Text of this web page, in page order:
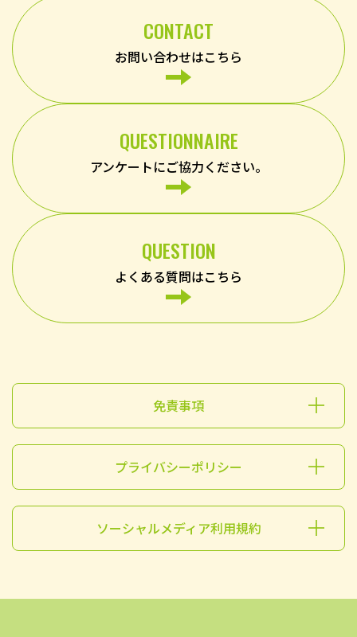
CONTACT
お問い合わせはこちら
QUESTIONNAIRE
アンケートにご協力ください。
QUESTION
よくある質問はこちら
免責事項
プライバシーポリシー
ソーシャルメディア利用規約